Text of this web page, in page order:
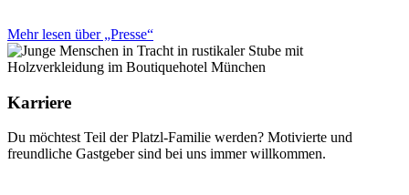
Mehr lesen über „Presse“
Karriere
Du möchtest Teil der Platzl-Familie werden? Motivierte und
freundliche Gastgeber sind bei uns immer willkommen.